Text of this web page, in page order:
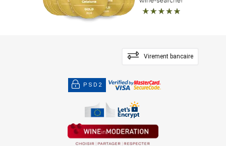
Virement bancaire
PSD2